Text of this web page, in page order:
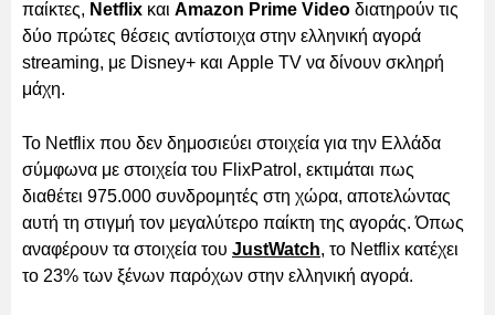
παίκτες, Netflix και Amazon Prime Video διατηρούν τις
δύο πρώτες θέσεις αντίστοιχα στην ελληνική αγορά
streaming, με Disney+ και Apple TV να δίνουν σκληρή
μάχη.
Το Netflix που δεν δημοσιεύει στοιχεία για την Ελλάδα
σύμφωνα με στοιχεία του FlixPatrol, εκτιμάται πως
διαθέτει 975.000 συνδρομητές στη χώρα, αποτελώντας
αυτή τη στιγμή τον μεγαλύτερο παίκτη της αγοράς. Όπως
αναφέρουν τα στοιχεία του JustWatch, το Netflix κατέχει
το 23% των ξένων παρόχων στην ελληνική αγορά.